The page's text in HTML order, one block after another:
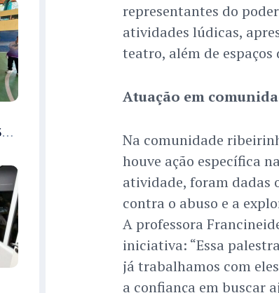
Prefeitura de Manaus abre 13ª edição dos Jogos Internos do Parque Municipal do Idoso com 166 atletas em disputas até 31/7
representantes do
atividades lúdicas,
teatro, além de
Atuação em
Na comunidade
houve ação específica
atividade, foram dadas
contra o abuso e a
A professora
iniciativa: “Essa
já trabalhamos com
a confiança em buscar